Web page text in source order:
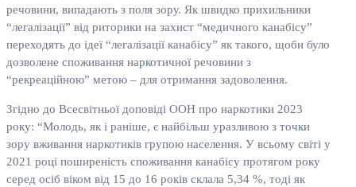
речовини, випадають з поля зору. Як швидко прихильники
“легалізації” від риторики на захист “медичного канабісу”
переходять до ідеї “легалізації канабісу” як такого, щоби було
дозволене споживання наркотичної речовини з
“рекреаційною” метою – для отримання задоволення.
Згідно до Всесвітньої доповіді ООН про наркотики 2023
року: “Молодь, як і раніше, є найбільш уразливою з точки
зору вживання наркотиків групою населення. У всьому світі у
2021 році поширеність споживання канабісу протягом року
серед осіб віком від 15 до 16 років склала 5,34 %, тоді як